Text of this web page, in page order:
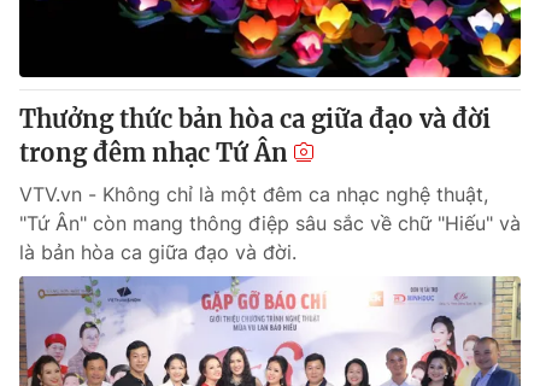
Thưởng thức bản hòa ca giữa đạo và đời
trong đêm nhạc Tứ Ân
VTV.vn - Không chỉ là một đêm ca nhạc nghệ thuật,
"Tứ Ân" còn mang thông điệp sâu sắc về chữ "Hiếu" và
là bản hòa ca giữa đạo và đời.